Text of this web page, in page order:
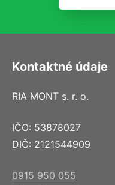
Kontaktné údaje
RIA MONT s. r. o.
IČO: 53878027
DIČ: 2121544909
0915 950 055